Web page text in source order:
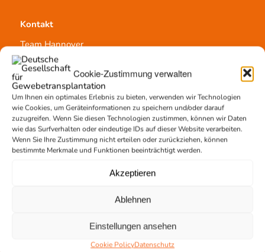
Cookie-Zustimmung verwalten
Um Ihnen ein optimales Erlebnis zu bieten, verwenden wir Technologien
wie Cookies, um Geräteinformationen zu speichern und/oder darauf
zuzugreifen. Wenn Sie diesen Technologien zustimmen, können wir Daten
wie das Surfverhalten oder eindeutige IDs auf dieser Website verarbeiten.
Wenn Sie Ihre Zustimmung nicht erteilen oder zurückziehen, können
bestimmte Merkmale und Funktionen beeinträchtigt werden.
Akzeptieren
Ablehnen
Einstellungen ansehen
Cookie PolicyDatenschutz
Kontakt
Team Hannover
Spendestandorte
Vermittlungsstelle
Gewebetransplantation
Transplantatvermittlung
Jetzt untertstützen!